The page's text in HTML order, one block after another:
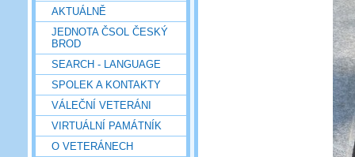
AKTUÁLNĚ
JEDNOTA ČSOL ČESKÝ
BROD
SEARCH - LANGUAGE
SPOLEK A KONTAKTY
VÁLEČNÍ VETERÁNI
VIRTUÁLNÍ PAMÁTNÍK
O VETERÁNECH